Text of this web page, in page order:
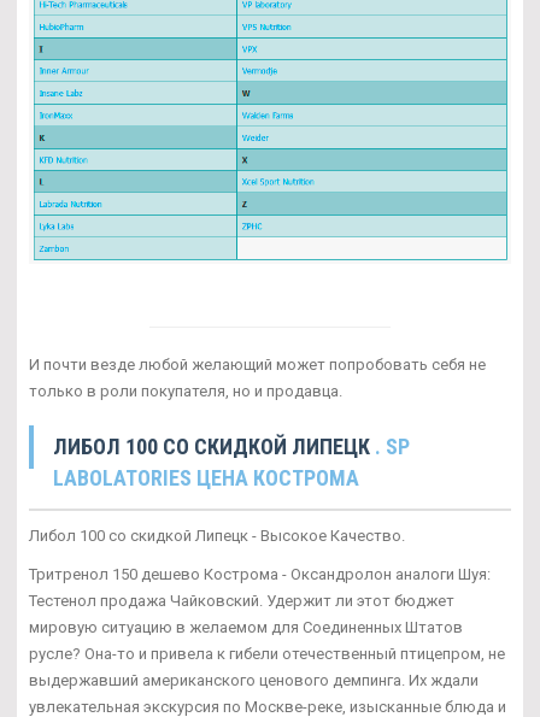
И почти везде любой желающий может попробовать себя не
только в роли покупателя, но и продавца.
ЛИБОЛ 100 СО СКИДКОЙ ЛИПЕЦК . SP
LABOLATORIES ЦЕНА КОСТРОМА
Либол 100 со скидкой Липецк - Высокое Качество.
Тритренол 150 дешево Кострома - Оксандролон аналоги Шуя:
Тестенол продажа Чайковский. Удержит ли этот бюджет
мировую ситуацию в желаемом для Соединенных Штатов
русле? Она-то и привела к гибели отечественный птицепром, не
выдержавший американского ценового демпинга. Их ждали
увлекательная экскурсия по Москве-реке, изысканные блюда и